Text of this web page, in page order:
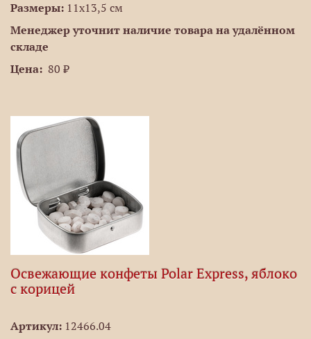
Размеры: 11х13,5 см
Менеджер уточнит наличие товара на удалённом
складе
Цена: 80 ₽
Освежающие конфеты Polar Express, яблоко
с корицей
Артикул: 12466.04